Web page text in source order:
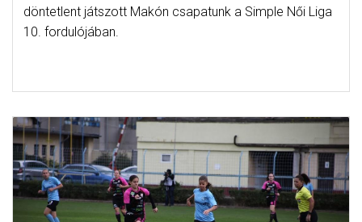
döntetlent játszott Makón csapatunk a Simple Női Liga
10. fordulójában.